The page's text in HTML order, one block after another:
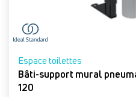
Espace toilettes
Bâti-support mural
120